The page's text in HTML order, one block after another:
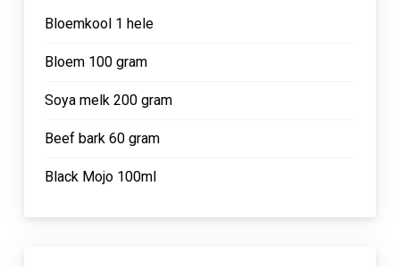
Bloemkool 1 hele
Bloem 100 gram
Soya melk 200 gram
Beef bark 60 gram
Black Mojo 100ml